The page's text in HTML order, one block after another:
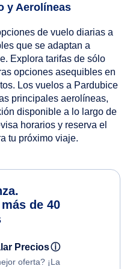
y Aerolíneas
de vuelo diarias a
que se adaptan a
Explora tarifas de sólo
opciones asequibles en
Los vuelos a Pardubice
principales aerolíneas,
disponible a lo largo de
horarios y reserva el
tu próximo viaje.
de 40
Preciosⓘ
oferta? ¡La